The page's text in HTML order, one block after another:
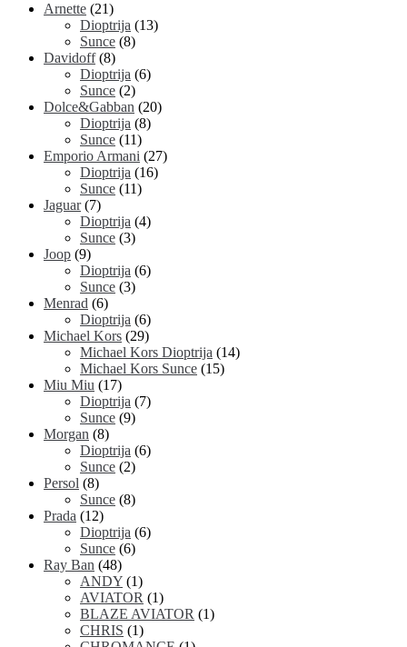
Arnette (21)
Dioptrija (13)
Sunce (8)
Davidoff (8)
Dioptrija (6)
Sunce (2)
Dolce&Gabban (20)
Dioptrija (8)
Sunce (11)
Emporio Armani (27)
Dioptrija (16)
Sunce (11)
Jaguar (7)
Dioptrija (4)
Sunce (3)
Joop (9)
Dioptrija (6)
Sunce (3)
Menrad (6)
Dioptrija (6)
Michael Kors (29)
Michael Kors Dioptrija (14)
Michael Kors Sunce (15)
Miu Miu (17)
Dioptrija (7)
Sunce (9)
Morgan (8)
Dioptrija (6)
Sunce (2)
Persol (8)
Sunce (8)
Prada (12)
Dioptrija (6)
Sunce (6)
Ray Ban (48)
ANDY (1)
AVIATOR (1)
BLAZE AVIATOR (1)
CHRIS (1)